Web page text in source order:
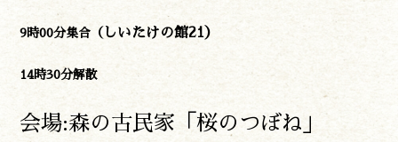
9時00分集合（ しいたけの館21）
14時30分解散
会場:森の古民家「桜のつぼね」